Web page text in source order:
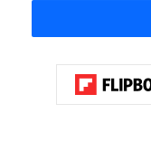
و«عبرتُ
Dubai Festival
حصري قبل
واسع ساهم